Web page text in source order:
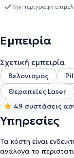
φυσικοθεραπείας
Την περιγραφή
Εμπειρία
Σχετική εμπειρία
Βελονισμός
Θεραπείες Laser
49 συστάσεις
Υπηρεσίες
Τα κόστη είναι
ανάλογα το